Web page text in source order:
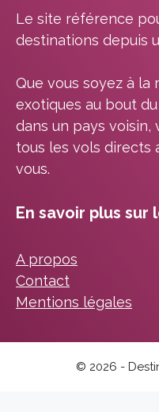
Le site référence
destinations depuis
Que vous soyez à la
exotiques au bout
dans un pays
tous les vols directs
vous.
En savoir plus sur
A propos
Contact
Mentions légales
© 2026 -